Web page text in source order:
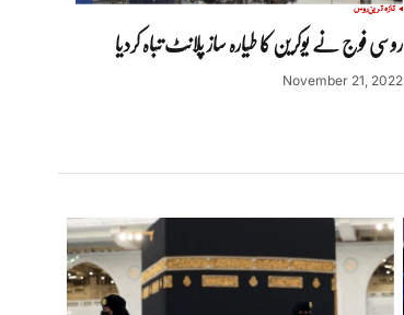
تازہ ترینروس
روسی فوج نے یوکرین کا طیارہ ساز پلانٹ تباہ کردیا
November 21, 2022